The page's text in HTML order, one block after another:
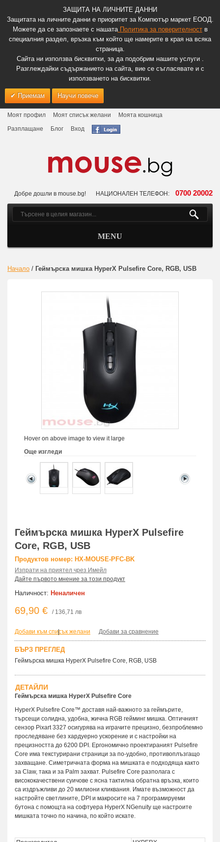
ЗАЩИТА НА ЛИЧНИТЕ ДАННИ
Защитата на личните данни е приоритет за Компютър маркет ЕООД.
Можете да се запознаете с нашатаПолитика за поверителноств
специалния раздел, връзка към който ще намерите в края на всяка
страница.
Сайта ни използва бисквитки, за да подобрим нашите услуги .
Разглеждайки съдържанието на сайта, вие се съгласявате и с
използването на бисквитки.
Приемам Научи повече
Моят профил Моят списък желани
Моята кошница
Разплащане
Блог Вход
Добре дошли в mouse.bg! НАЦИОНАЛЕН ТЕЛЕФОН: 0700 20002
MENU
Начало / Геймърска мишка HyperX Pulsefire Core, RGB, USB
Hover on above image to view it large
Още изгледи
Геймърска мишка HyperX Pulsefire
Core, RGB, USB
Продуктов номер: HX-MOUSE-PFC-BK
Изпрати на приятел чрез Имейл
Дайте първото мнение за този продукт
Наличност: Неналичен
69,90 € / 136,71 лв
Добави към списък желани
| Добави за сравнение
БЪРЗ ПРЕГЛЕД
Геймърска мишка HyperX Pulsefire Core, RGB, USB
ДЕТАЙЛИ
Геймърска мишка HyperX Pulsefire Core
HyperX Pulsefire Core™ доставя най-важното за геймърите,
търсещи солидна, удобна, жична RGB гейминг мишка. Оптичният
сензор Pixart 3327 осигурява на играчите прецизно, безпроблемно
проследяване без хардуерно ускорение и с настройки на
прецизността до 6200 DPI. Ергономично проектираният Pulsefire
Core има текстурирани страници за по-удобно, противоплъзгащо
захващане. Симетричната форма на мишката е подходяща както
за Claw, така и за Palm захват. Pulsefire Core разполага с
висококачествени суичове с ясна тактилна обратна връзка, които
са издръжливи до 20 милиони кликвания. Имате възможност да
настройте светлините, DPI и макросите на 7 програмируеми
бутона с помощта на софтуера HyperX NGenuity ще настроите
мишката точно по начина, по който искате.